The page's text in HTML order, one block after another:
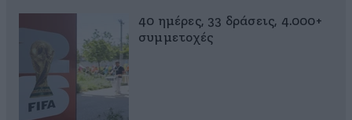
40 ημέρες, 33 δράσεις, 4.000+
συμμετοχές